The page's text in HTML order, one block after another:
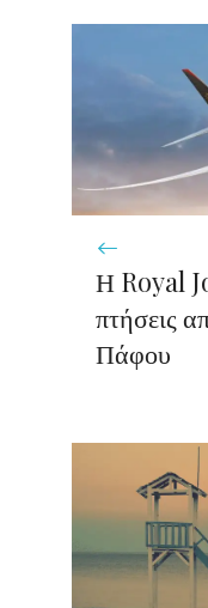
Η Royal
πτήσεις
Πάφου